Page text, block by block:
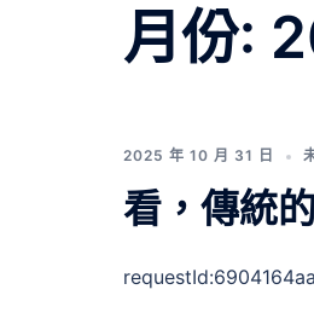
月份:
2025 年 10 月 31 日
看，傳統